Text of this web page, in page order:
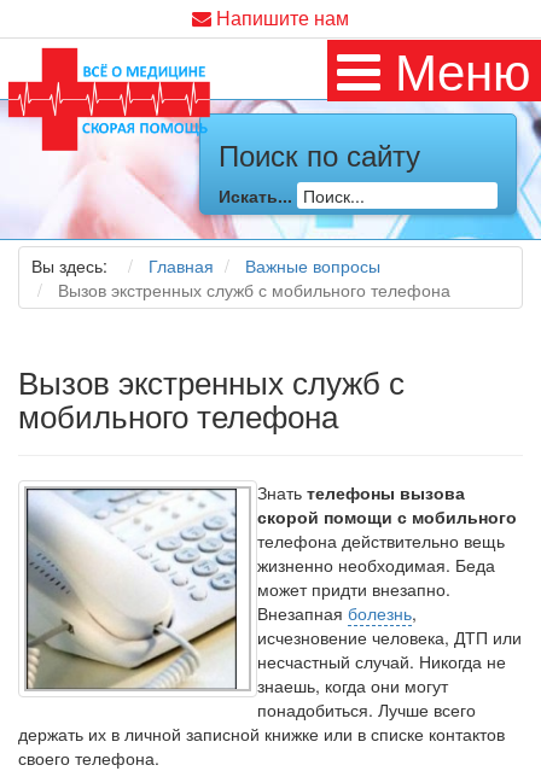
Напишите нам
Меню
Поиск по сайту
Искать...
Вы здесь: Главная
Важные вопросы
Вызов экстренных служб с мобильного телефона
Вызов экстренных служб с
мобильного телефона
Знать телефоны вызова
скорой помощи с мобильного
телефона действительно вещь
жизненно необходимая. Беда
может придти внезапно.
Внезапная болезнь,
исчезновение человека, ДТП или
несчастный случай. Никогда не
знаешь, когда они могут
понадобиться. Лучше всего
держать их в личной записной книжке или в списке контактов
своего телефона.